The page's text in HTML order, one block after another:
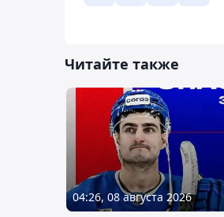
Читайте также
04:26, 08 августа 2026